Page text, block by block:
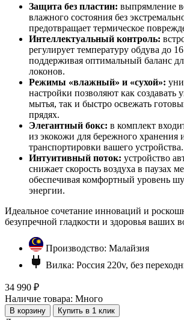
Защита без пластин: выпрямление
влажного состояния без
предотвращает термическое
Интеллектуальный контроль:
регулирует температуру обдува до
поддерживая оптимальный баланс
локонов.
Режимы «влажный» и «сухой»:
настройки позволяют как создавать
мытья, так и быстро освежать
прядях.
Элегантный бокс: в комплект
из экокожи для бережного хранения
транспортировки вашего устройства.
Интуитивный поток: устройство
снижает скорость воздуха в паузах
обеспечивая комфортный уровень
энергии.
Идеальное сочетание инноваций и
безупречной гладкости и здоровья ваших
Производство: Малайзия
Вилка: Россия 220v, без
34 990 ₽
Наличие товара: Много
В корзину Купить в 1 клик